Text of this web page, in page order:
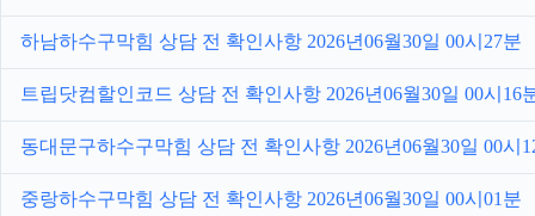
하남하수구막힘 상담 전 확인사항 2026년06월30일 00시27분
트립닷컴할인코드 상담 전 확인사항 2026년06월30일 00시16
동대문구하수구막힘 상담 전 확인사항 2026년06월30일 00시
중랑하수구막힘 상담 전 확인사항 2026년06월30일 00시01분